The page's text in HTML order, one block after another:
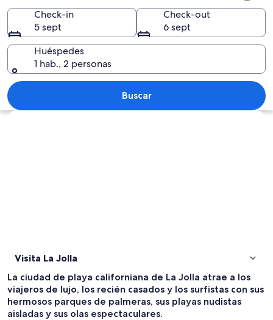
Una playa con un muro de
Check-in
5 sept
Check-out
6 sept
Huéspedes
1 hab., 2 personas
Buscar
Ver mapa
Visita La Jolla
La ciudad de playa californiana de La Jolla atrae a los
viajeros de lujo, los recién casados y los surfistas con sus
hermosos parques de palmeras, sus playas nudistas
aisladas y sus olas espectaculares.